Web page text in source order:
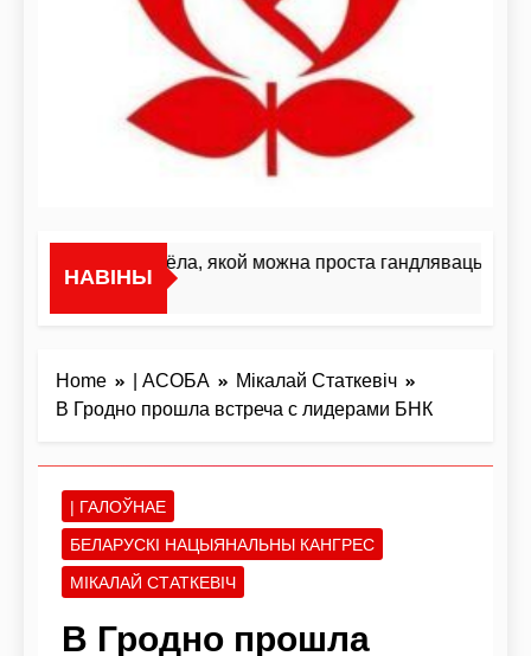
НАВІНЫ
«Я не жывёла, якой можна проста гандляваць»У
Home | АСОБА
Мікалай Статкевіч
В Гродно прошла встреча с лидерами БНК
| ГАЛОЎНАЕ
БЕЛАРУСКІ НАЦЫЯНАЛЬНЫ КАНГРЕС
МІКАЛАЙ СТАТКЕВІЧ
В Гродно прошла